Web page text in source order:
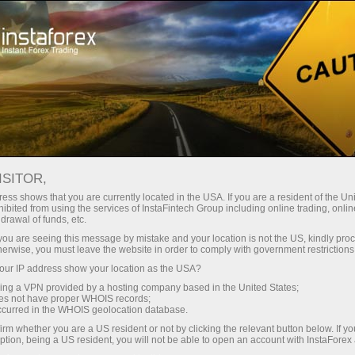
तुरंत खाता खोलना ट्रेडिंग प्लेटफॉर्म
के लिए निवेशकों के लिए भागीदारों के लिए अभियान
and it gives us the right to be proud of our
for customers and partners, we create new
property of InstaFintech Group in Europe and Asia:
shows that you are currently located in the USA. If you are a resident of the
from using the services of InstaFintech Group including online trading,
of funds, etc.
are seeing this message by mistake and your location is not the US, kindly
you must leave the website in order to comply with government
IP address show your location as the USA?
a VPN provided by a hosting company based in the United States;
not have proper WHOIS records;
in the WHOIS geolocation database.
whether you are a US resident or not by clicking the relevant button below. If
being a US resident, you will not be able to open an account with InstaForex